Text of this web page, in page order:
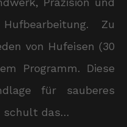
Zu
von Hufeisen (30
Programm. Diese
für sauberes
schult das…